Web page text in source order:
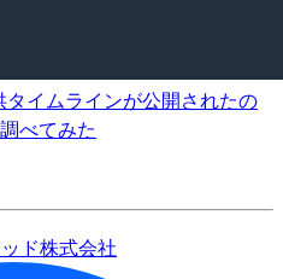
イムラインが公開されたの
べてみた
ド株式会社